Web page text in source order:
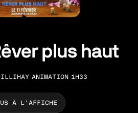
plus haut
GENRE
ANIMATION DURÉE
1H33
À L’AFFICHE